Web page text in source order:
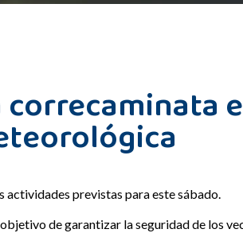
actividades previstas para este sábado.
de garantizar la seguridad de los